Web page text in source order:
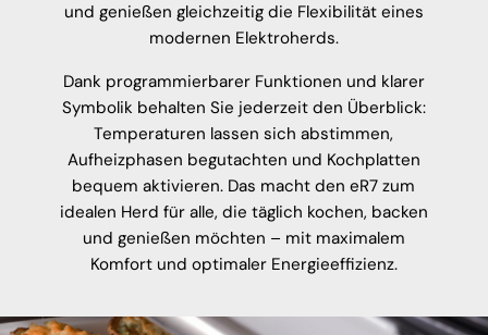
und genießen gleichzeitig die Flexibilität eines
modernen Elektroherds.
Dank programmierbarer Funktionen und klarer
Symbolik behalten Sie jederzeit den Überblick:
Temperaturen lassen sich abstimmen,
Aufheizphasen begutachten und Kochplatten
bequem aktivieren. Das macht den eR7 zum
idealen Herd für alle, die täglich kochen, backen
und genießen möchten – mit maximalem
Komfort und optimaler Energieeffizienz.